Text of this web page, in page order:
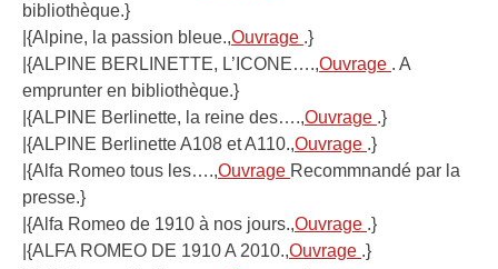
bibliothèque.}
|{Alpine, la passion bleue.,Ouvrage .}
|{ALPINE BERLINETTE, L’ICONE….,Ouvrage . A
emprunter en bibliothèque.}
|{ALPINE Berlinette, la reine des….,Ouvrage .}
|{ALPINE Berlinette A108 et A110.,Ouvrage .}
|{Alfa Romeo tous les….,Ouvrage Recommnandé par la
presse.}
|{Alfa Romeo de 1910 à nos jours.,Ouvrage .}
|{ALFA ROMEO DE 1910 A 2010.,Ouvrage .}